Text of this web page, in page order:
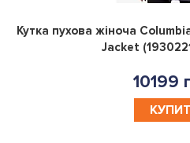
Кутка пухова жіноча
Jacket
10199